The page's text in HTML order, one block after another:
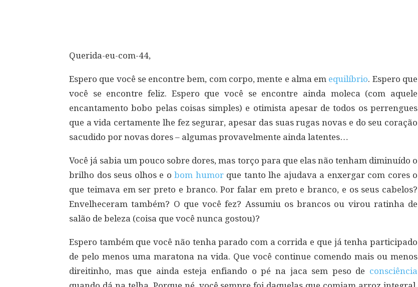
Querida-eu-com-44,
Espero que você se encontre bem, com corpo, mente e alma em equilíbrio. Espero que
você se encontre feliz. Espero que você se encontre ainda moleca (com aquele
encantamento bobo pelas coisas simples) e otimista apesar de todos os perrengues
que a vida certamente lhe fez segurar, apesar das suas rugas novas e do seu coração
sacudido por novas dores – algumas provavelmente ainda latentes…
Você já sabia um pouco sobre dores, mas torço para que elas não tenham diminuído o
brilho dos seus olhos e o bom humorque tanto lhe ajudava a enxergar com cores o
que teimava em ser preto e branco. Por falar em preto e branco, e os seus cabelos?
Envelheceram também? O que você fez? Assumiu os brancos ou virou ratinha de
salão de beleza (coisa que você nunca gostou)?
Espero também que você não tenha parado com a corrida e que já tenha participado
de pelo menos uma maratona na vida. Que você continue comendo mais ou menos
direitinho, mas que ainda esteja enfiando o pé na jaca sem peso de consciência